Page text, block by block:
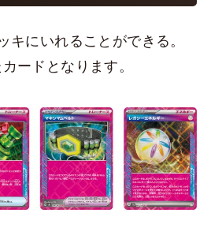
キにいれることができる。
ードとなります。